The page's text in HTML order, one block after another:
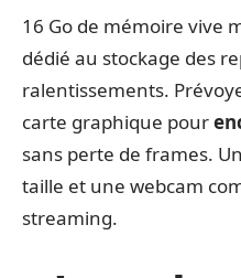
16 Go de mémoire vive
dédié au stockage des
ralentissements.
carte graphique pour
sans perte de frames.
taille et une webcam
streaming.